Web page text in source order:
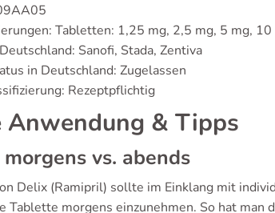
Tabletten: 1,25 mg, 2,5 mg, 5 mg, 10
Sanofi, Stada, Zentiva
in Deutschland: Zugelassen
Rezeptpflichtig
Anwendung & Tipps
vs. abends
Delix (Ramipril) sollte im Einklang mit
Tablette morgens einzunehmen. So hat